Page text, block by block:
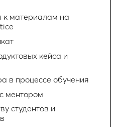
к материалам на
кейса и
в процессе обучения
ментором
студентов и